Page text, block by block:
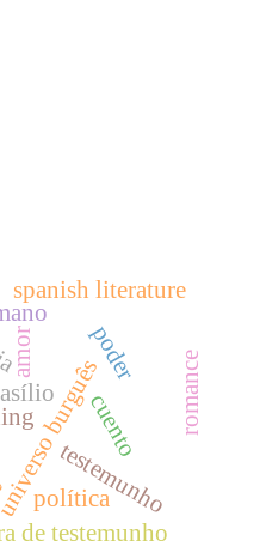
poder
burguês
amor
cuento
spanish literature
de testemunho
testemunho
política
romance